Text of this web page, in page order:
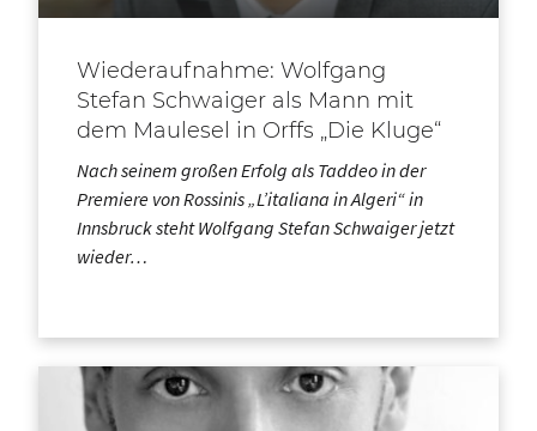
Wiederaufnahme: Wolfgang
Stefan Schwaiger als Mann mit
dem Maulesel in Orffs „Die Kluge“
Nach seinem großen Erfolg als Taddeo in der
Premiere von Rossinis „L’italiana in Algeri“ in
Innsbruck steht Wolfgang Stefan Schwaiger jetzt
wieder…